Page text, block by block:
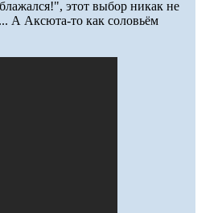
этот выбор никак не
А Аксюта-то как соловьём